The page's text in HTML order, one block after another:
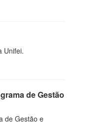
Unifei.
de Gestão
de Gestão e